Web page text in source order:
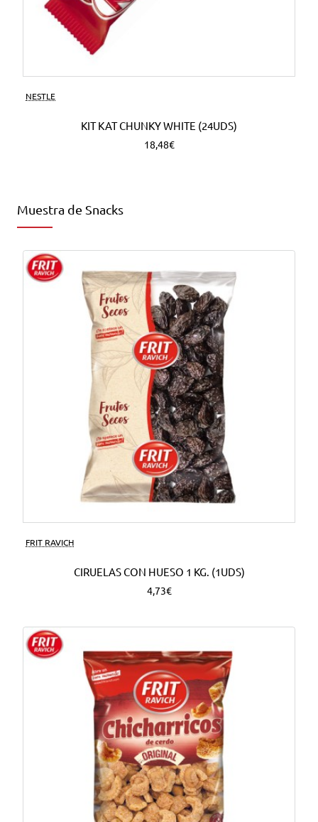
NESTLE
KIT KAT CHUNKY WHITE (24UDS)
18,48€
Muestra de Snacks
FRIT RAVICH
CIRUELAS CON HUESO 1 KG. (1UDS)
4,73€